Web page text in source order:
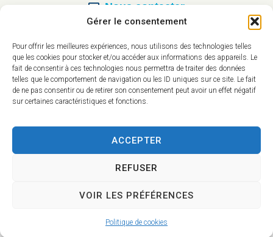
Gérer le consentement
Pour offrir les meilleures expériences, nous utilisons des technologies telles
que les cookies pour stocker et/ou accéder aux informations des appareils. Le
fait de consentir à ces technologies nous permettra de traiter des données
telles que le comportement de navigation ou les ID uniques sur ce site. Le fait
de ne pas consentir ou de retirer son consentement peut avoir un effet négatif
sur certaines caractéristiques et fonctions.
ACCEPTER
REFUSER
VOIR LES PRÉFÉRENCES
Politique de cookies
Nous contacter
Du lundi au vendredi :
8h30 à 12h00
2025 © - Propulsé par Utopia